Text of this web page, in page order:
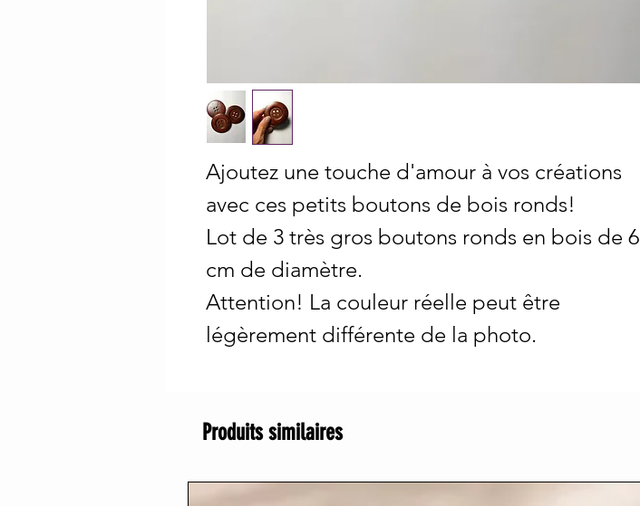
Ajoutez une touche d'amour à vos créations
avec ces petits boutons de bois ronds!
Lot de 3 très gros boutons ronds en bois de 6
cm de diamètre.
Attention! La couleur réelle peut être
légèrement différente de la photo.
Produits similaires